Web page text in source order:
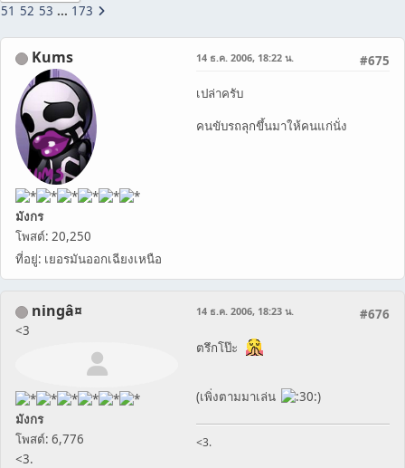
51 52 53 ... 173
Kums
มังกร
โพสต์: 20,250
ที่อยู่: เยอรมันออกเฉียงเหนือ
#675
14 ธ.ค. 2006, 18:22 น.
เปล่าครับ
คนขับรถลุกขึ้นมาให้คนแก่นั่ง
ningâ¤
<3
มังกร
โพสต์: 6,776
<3.
#676
14 ธ.ค. 2006, 18:23 น.
ตรึกโป๊ะ
(เพิ่งตามมาเล่น )
<3.